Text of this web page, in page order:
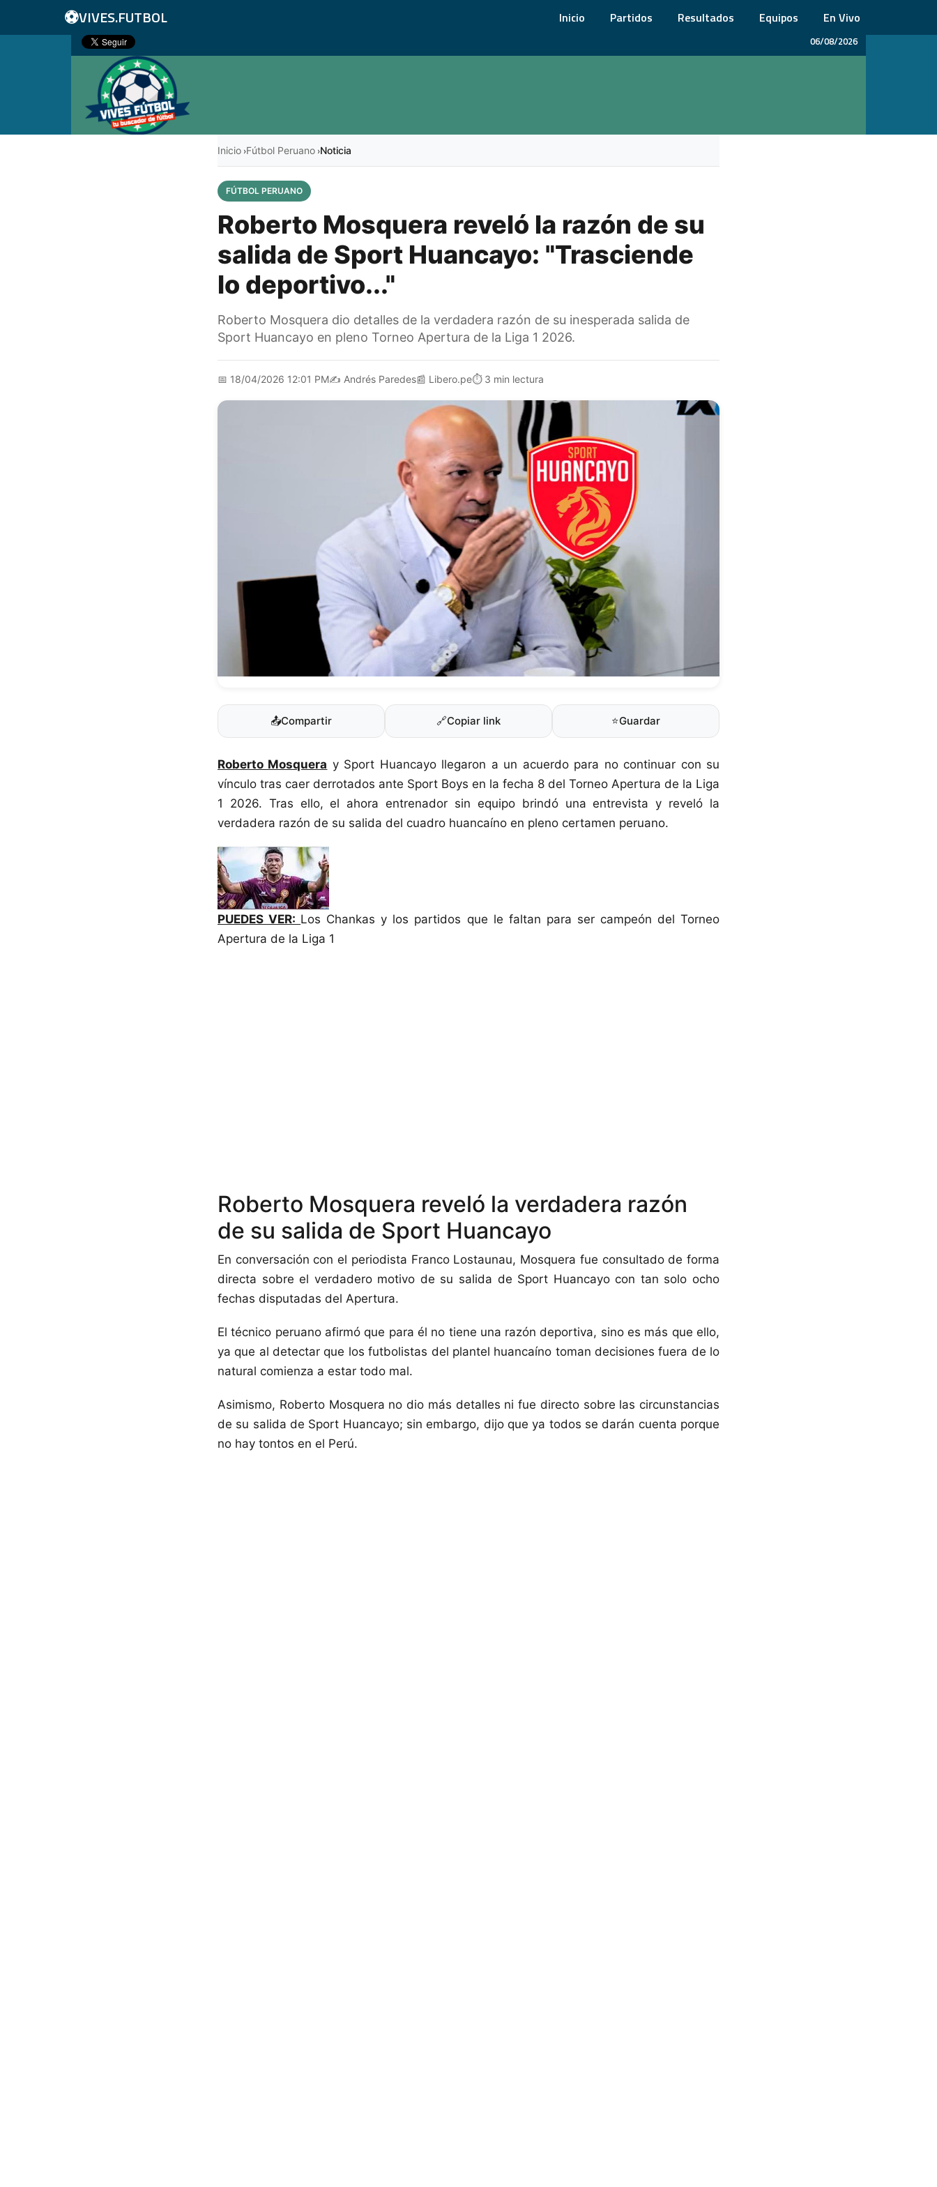
⚽VIVES.FUTBOL Inicio Partidos Resultados Equipos En Vivo
06/08/2026
Inicio ›Fútbol Peruano ›Noticia
FÚTBOL PERUANO
Roberto Mosquera reveló la razón de su
salida de Sport Huancayo: "Trasciende
lo deportivo..."
Roberto Mosquera dio detalles de la verdadera razón de su inesperada salida de
Sport Huancayo en pleno Torneo Apertura de la Liga 1 2026.
📅 18/04/2026 12:01 PM✍️ Andrés Paredes📰 Libero.pe⏱️ 3 min lectura
📤Compartir 🔗Copiar link ⭐Guardar
Roberto Mosquera y Sport Huancayo llegaron a un acuerdo para no continuar con su
vínculo tras caer derrotados ante Sport Boys en la fecha 8 del Torneo Apertura de la Liga
1 2026. Tras ello, el ahora entrenador sin equipo brindó una entrevista y reveló la
verdadera razón de su salida del cuadro huancaíno en pleno certamen peruano.
PUEDES VER: Los Chankas y los partidos que le faltan para ser campeón del Torneo
Apertura de la Liga 1
Roberto Mosquera reveló la verdadera razón
de su salida de Sport Huancayo
En conversación con el periodista Franco Lostaunau, Mosquera fue consultado de forma
directa sobre el verdadero motivo de su salida de Sport Huancayo con tan solo ocho
fechas disputadas del Apertura.
El técnico peruano afirmó que para él no tiene una razón deportiva, sino es más que ello,
ya que al detectar que los futbolistas del plantel huancaíno toman decisiones fuera de lo
natural comienza a estar todo mal.
Asimismo, Roberto Mosquera no dio más detalles ni fue directo sobre las circunstancias
de su salida de Sport Huancayo; sin embargo, dijo que ya todos se darán cuenta porque
no hay tontos en el Perú.